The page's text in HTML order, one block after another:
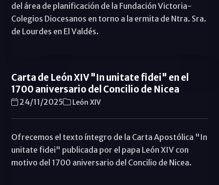
del área de planificación de la Fundación Victoria-
Colegios Diocesanos en torno a la ermita de Ntra. Sra.
de Lourdes en El Valdés.
Carta de León XIV "In unitate fidei" en el
1700 aniversario del Concilio de Nicea
24/11/2025 León XIV
Ofrecemos el texto íntegro de la Carta Apostólica "In
unitate fidei" publicada por el papa León XIV con
motivo del 1700 aniversario del Concilio de Nicea.